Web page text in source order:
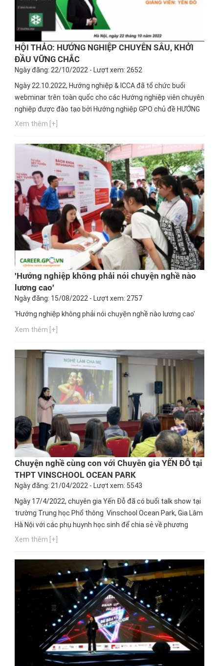
HỘI THẢO: HƯỚNG NGHIỆP CHUYÊN SÂU, KHỞI
ĐẦU VỮNG CHẮC
Ngày đăng: 22/10/2022 - Lượt xem: 2652
Ngày 22.10.2022, Hướng nghiệp & ICCA đã tổ chức buổi
webminar trên toàn quốc cho các Hướng nghiệp viên chuyên
nghiệp được đào tạo bởi Hướng nghiệp GPO chủ đề HƯỚNG
NGHIỆP CHUYÊN SÂU, KHỞI ĐẦU VỮNG CHẮC.
Xem thêm [+]
'Hướng nghiệp không phải nói chuyện nghề nào
lương cao'
Ngày đăng: 15/08/2022 - Lượt xem: 2757
'Hướng nghiệp không phải nói chuyện nghề nào lương cao'
Xem thêm [+]
Chuyện nghề cùng con với Chuyên gia YẾN ĐỖ tại
THPT VINSCHOOL OCEAN PARK
Ngày đăng: 21/04/2022 - Lượt xem: 5543
Ngày 17/4/2022, chuyên gia Yến Đỗ đã có buổi talk show tại
trường Trung học Phổ thông Vinschool Ocean Park, Gia Lâm
Hà Nội với các phụ huynh học sinh để chia sẻ về phương
pháp đồng hành với con trong việc định hướng nghề nghiệp
Xem thêm [+]